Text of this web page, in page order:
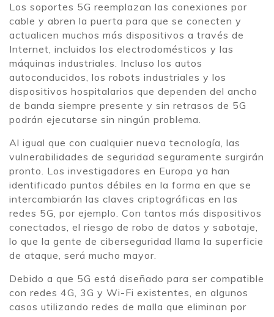
Los soportes 5G reemplazan las conexiones por
cable y abren la puerta para que se conecten y
actualicen muchos más dispositivos a través de
Internet, incluidos los electrodomésticos y las
máquinas industriales. Incluso los autos
autoconducidos, los robots industriales y los
dispositivos hospitalarios que dependen del ancho
de banda siempre presente y sin retrasos de 5G
podrán ejecutarse sin ningún problema.
Al igual que con cualquier nueva tecnología, las
vulnerabilidades de seguridad seguramente surgirán
pronto. Los investigadores en Europa ya han
identificado puntos débiles en la forma en que se
intercambiarán las claves criptográficas en las
redes 5G, por ejemplo. Con tantos más dispositivos
conectados, el riesgo de robo de datos y sabotaje,
lo que la gente de ciberseguridad llama la superficie
de ataque, será mucho mayor.
Debido a que 5G está diseñado para ser compatible
con redes 4G, 3G y Wi-Fi existentes, en algunos
casos utilizando redes de malla que eliminan por